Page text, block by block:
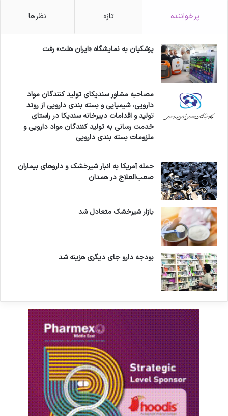
پرخواننده تازه نظرها
پزشکیان به نمایشگاه «ایران هلث» رفت
مصاحبه مشاور سندیکای تولید کنندگان مواد
دارویی، شیمیایی و بسته بندی دارویی از روند
تولید و اقدامات دبیرخانه سندیکا در راستای
خدمت رسانی به تولید کنندگان مواد دارویی و
ملزومات بسته بندی دارویی
حمله آمریکا به انبار شیرخشک و داروهای بیماران
صعب‌العلاج در همدان
بازار شیرخشک متعادل شد
بودجه دارو جای دیگری هزینه شد